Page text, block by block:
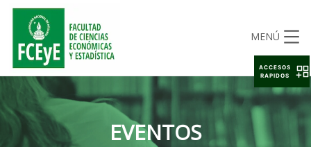
MENÚ
EVENTOS
ACCESOS
RAPIDOS